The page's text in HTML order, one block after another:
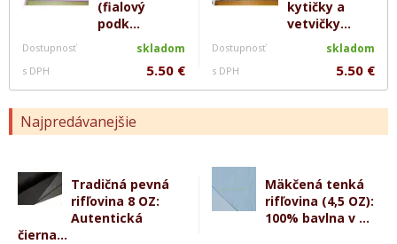
(fialový
podk...
Dostupnosť skladom
s DPH 5.50 €
kytičky a
vetvičky...
Dostupnosť skladom
s DPH 5.50 €
Najpredávanejšie
Tradičná pevná
rifľovina 8 OZ:
Autentická
čierna...
Mäkčená tenká
rifľovina (4,5 OZ):
100% bavlna v ...